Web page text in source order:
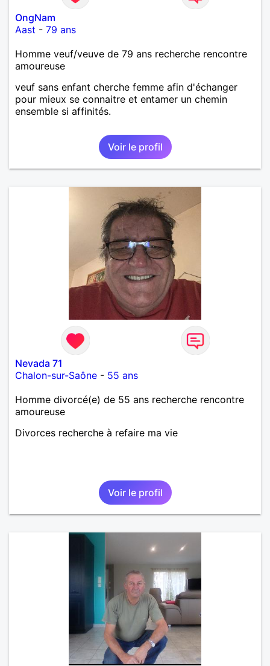
OngNam
Aast - 79 ans
Homme veuf/veuve de 79 ans recherche rencontre
amoureuse
veuf sans enfant cherche femme afin d'échanger
pour mieux se connaitre et entamer un chemin
ensemble si affinités.
Voir le profil
Nevada 71
Chalon-sur-Saône - 55 ans
Homme divorcé(e) de 55 ans recherche rencontre
amoureuse
Divorces recherche à refaire ma vie
Voir le profil